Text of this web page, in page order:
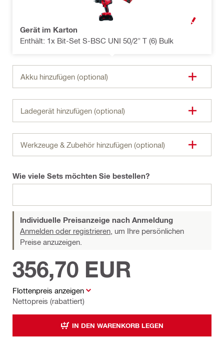
Gerät im Karton
Enthält: 1x Bit-Set S-BSC UNI 50/2" T (6) Bulk
OPEN MODAL
Akku hinzufügen (optional)
Ladegerät hinzufügen (optional)
Werkzeuge & Zubehör hinzufügen (optional)
Wie viele Sets möchten Sie bestellen?
Individuelle Preisanzeige nach Anmeldung
Anmelden oder registrieren, um Ihre persönlichen
Preise anzuzeigen.
Flottenpreis anzeigen
Nettopreis (rabattiert)
356,70 EUR
IN DEN WARENKORB LEGEN